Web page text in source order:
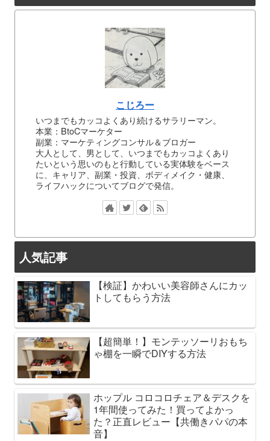
こじろー
いつまでもカッコよくあり続けるサラリーマン。
本業：BtoCマーケター
副業：マーケティングコンサル＆ブロガー
大人として、男として、いつまでもカッコよくあり
たいという思いのもと行動している実体験をベース
に、キャリア、副業・投資、ボディメイク・健康、
ライフハックについてブログで発信。
人気記事
【検証】かわいい美容師さんにカッ
トしてもらう方法
【超簡単！】モンテッソーリおもち
ゃ棚を一瞬でDIYする方法
ホップル コロコロチェア＆デスクを
1年間使ってみた！買ってよかっ
た？正直レビュー【共働きパパの本
音】